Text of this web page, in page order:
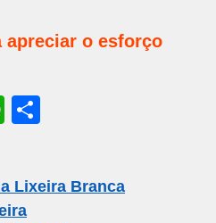
apreciar o esforço
W
s
e
Lixeira Branca